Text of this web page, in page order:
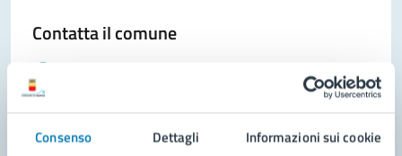
Consenso Dettagli Informazioni sui cookie
Contatta il comune
Prenota appuntamento